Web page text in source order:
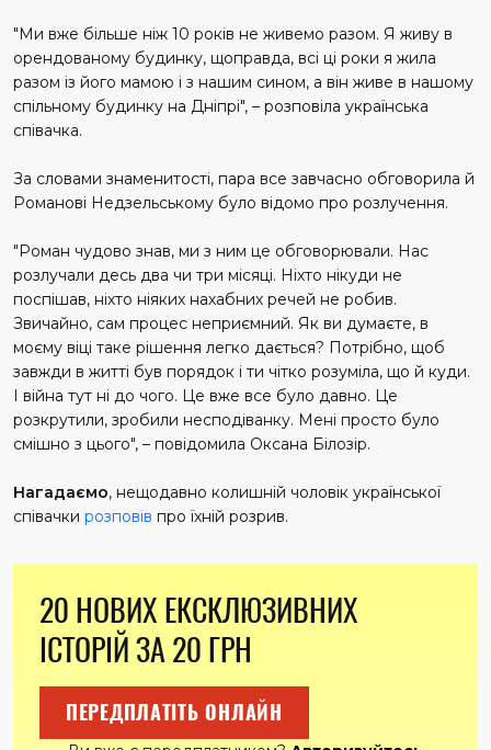
"Ми вже більше ніж 10 років не живемо разом. Я живу в
орендованому будинку, щоправда, всі ці роки я жила
разом із його мамою і з нашим сином, а він живе в нашому
спільному будинку на Дніпрі", – розповіла українська
співачка.
За словами знаменитості, пара все завчасно обговорила й
Романові Недзельському було відомо про розлучення.
"Роман чудово знав, ми з ним це обговорювали. Нас
розлучали десь два чи три місяці. Ніхто нікуди не
поспішав, ніхто ніяких нахабних речей не робив.
Звичайно, сам процес неприємний. Як ви думаєте, в
моєму віці таке рішення легко дається? Потрібно, щоб
завжди в житті був порядок і ти чітко розуміла, що й куди.
І війна тут ні до чого. Це вже все було давно. Це
розкрутили, зробили несподіванку. Мені просто було
смішно з цього", – повідомила Оксана Білозір.
Нагадаємо, нещодавно колишній чоловік української
співачки розповів про їхній розрив.
20 НОВИХ ЕКСКЛЮЗИВНИХ
ІСТОРІЙ ЗА 20 ГРН
ПЕРЕДПЛАТІТЬ ОНЛАЙН